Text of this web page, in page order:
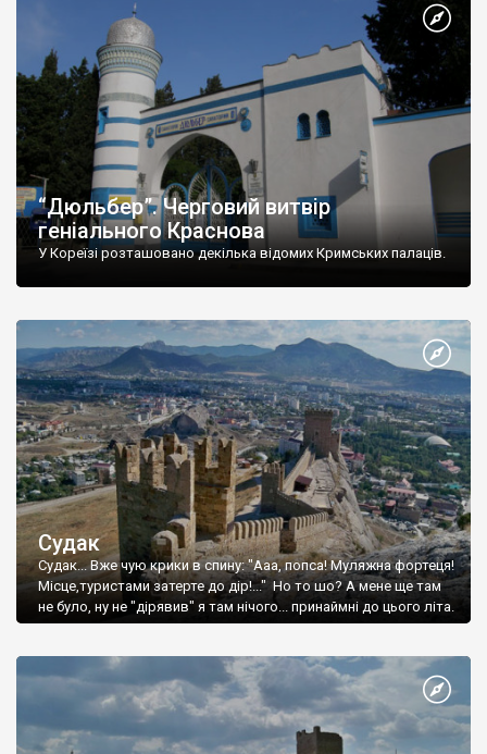
“Дюльбер”. Черговий витвір
геніального Краснова
У Кореїзі розташовано декілька відомих Кримських палаців.
Судак
Судак... Вже чую крики в спину: "Ааа, попса! Муляжна фортеця!
Місце,туристами затерте до дір!..." Но то шо? А мене ще там
не було, ну не "дірявив" я там нічого... принаймні до цього літа.